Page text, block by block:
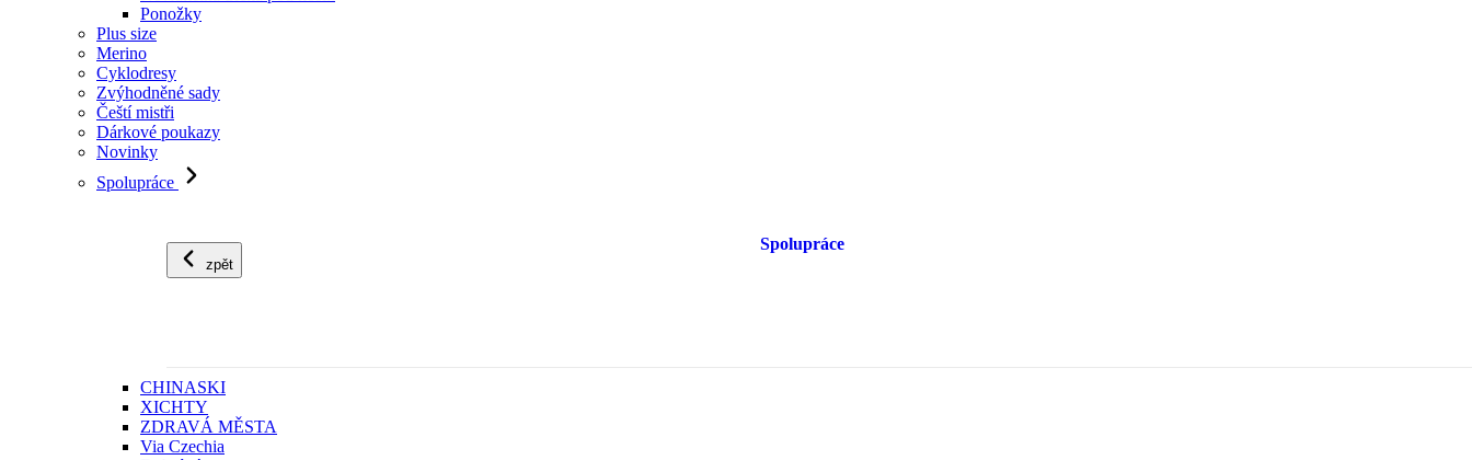
Ponožky
Plus size
Merino
Cyklodresy
Zvýhodněné sady
Čeští mistři
Dárkové poukazy
Novinky
Spolupráce
zpět
Spolupráce
CHINASKI
XICHTY
ZDRAVÁ MĚSTA
Via Czechia